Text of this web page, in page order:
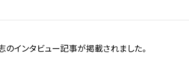
インタビュー記事が掲載されました。